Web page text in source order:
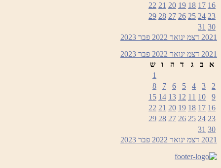
16
17
18
19
20
21
22
23
24
25
26
27
28
29
30
31
2021 דצמ ינואר 2022 פבר 2023
2021 דצמ ינואר 2022 פבר 2023
א
ב ג ד ה ו
ש
1
2
3
4
5
6
7
8
9
10
11
12
13
14
15
16
17
18
19
20
21
22
23
24
25
26
27
28
29
30
31
2021 דצמ ינואר 2022 פבר 2023